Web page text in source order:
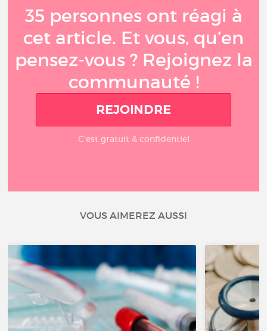
35 personnes ont réagi à
cet article. Et vous, qu’en
pensez-vous ? Rejoignez la
communauté !
REJOINDRE
C'est gratuit & confidentiel
VOUS AIMEREZ AUSSI